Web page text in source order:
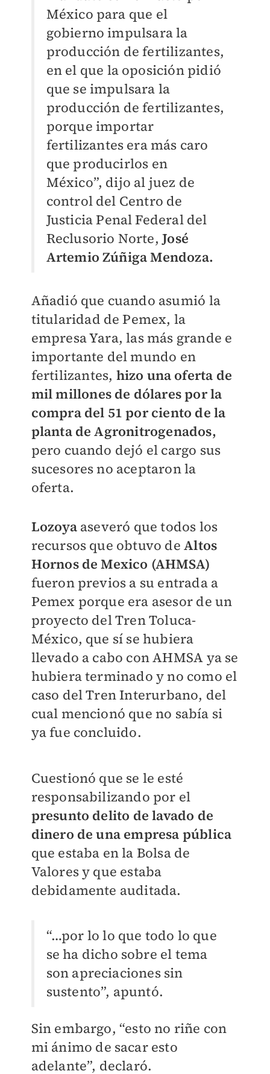
México para que el
gobierno impulsara la
producción de fertilizantes,
en el que la oposición pidió
que se impulsara la
producción de fertilizantes,
porque importar
fertilizantes era más caro
que producirlos en
México”, dijo al juez de
control del Centro de
Justicia Penal Federal del
Reclusorio Norte,José
Artemio Zúñiga Mendoza.
Añadió que cuando asumió la
titularidad de Pemex, la
empresa Yara, las más grande e
importante del mundo en
fertilizantes, hizo una oferta de
mil millones de dólares por la
compra del 51 por ciento de la
planta de Agronitrogenados,
pero cuando dejó el cargo sus
sucesores no aceptaron la
oferta.
Lozoyaaseveró que todos los
recursos que obtuvo deAltos
Hornos de Mexico (AHMSA)
fueron previos a su entrada a
Pemex porque era asesor de un
proyecto del Tren Toluca-
México, que sí se hubiera
llevado a cabo con AHMSA ya se
hubiera terminado y no como el
caso del Tren Interurbano, del
cual mencionó que no sabía si
ya fue concluido.
Cuestionó que se le esté
responsabilizando por el
presunto delito de lavado de
dinero de una empresa pública
que estaba en la Bolsa de
Valores y que estaba
debidamente auditada.
“…por lo lo que todo lo que
se ha dicho sobre el tema
son apreciaciones sin
sustento”, apuntó.
Sin embargo, “esto no riñe con
mi ánimo de sacar esto
adelante”, declaró.